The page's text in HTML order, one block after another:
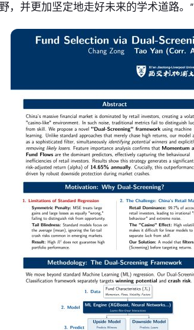
，并更加坚定地走好未来的学术道路。”